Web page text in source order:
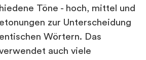
Töne - hoch, mittel und
zur Unterscheidung
Wörtern. Das
auch viele